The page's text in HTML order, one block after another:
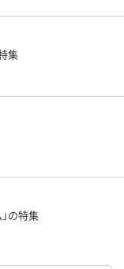
集
の特集